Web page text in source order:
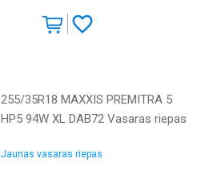
255/35R18 MAXXIS PREMITRA 5
HP5 94W XL DAB72 Vasaras riepas
Jaunas vasaras riepas